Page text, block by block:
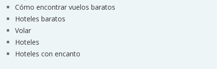
Cómo encontrar vuelos baratos
Hoteles baratos
Volar
Hoteles
Hoteles con encanto